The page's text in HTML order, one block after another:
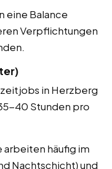
eine Balance
Verpflichtungen
in Herzberg
40 Stunden pro
häufig im
Nachtschicht) und